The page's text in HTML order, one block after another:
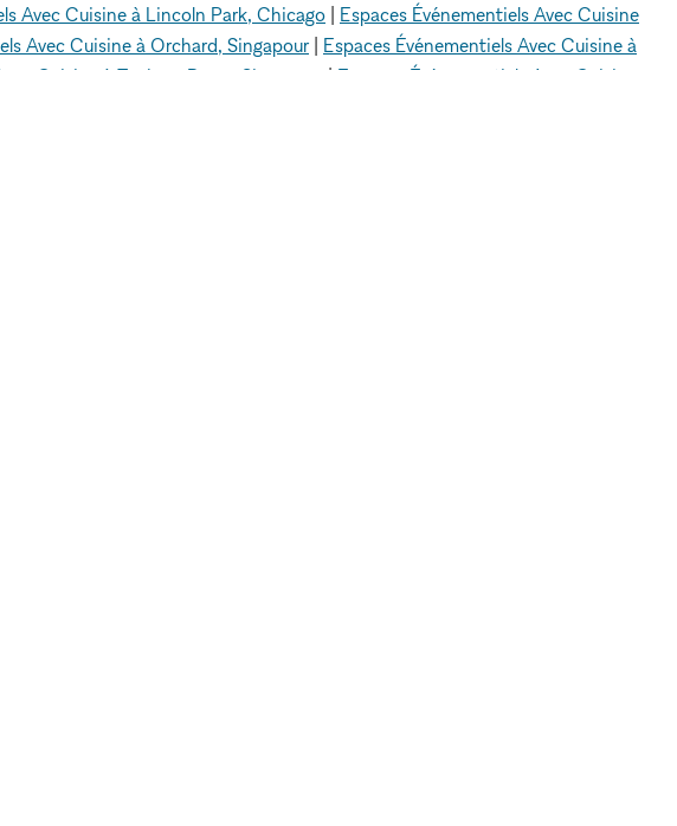
Avec Cuisine à Lincoln Park, Chicago | Espaces Événementiels Avec Cuisine
Avec Cuisine à Orchard, Singapour | Espaces Événementiels Avec Cuisine à
Cuisine à Tanjong Pagar, Singapour | Espaces Événementiels Avec Cuisine